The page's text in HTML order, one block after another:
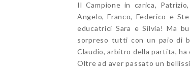
Il Campione in carica,
Angelo, Franco, Federico e
educatrici Sara e Silvia! Ma
sorpreso tutti con un paio di
Claudio, arbitro della partita,
Oltre ad aver passato un